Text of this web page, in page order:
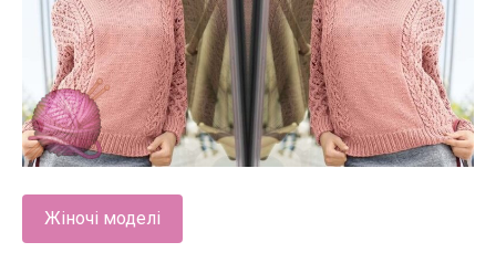
Жіночі моделі